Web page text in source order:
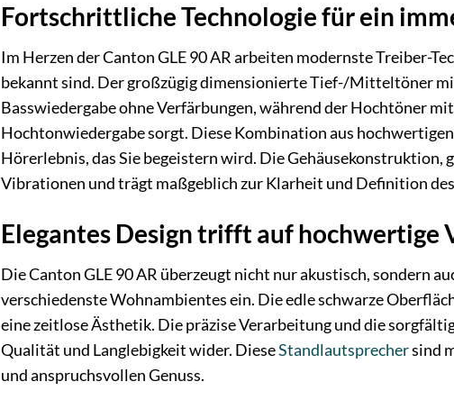
Fortschrittliche Technologie für ein
Im Herzen der Canton GLE 90 AR arbeiten modernste Treiber-
bekannt sind. Der großzügig dimensionierte Tief-/Mitteltöner
Basswiedergabe ohne Verfärbungen, während der Hochtöner
Hochtonwiedergabe sorgt. Diese Kombination aus
Hörerlebnis, das Sie begeistern wird. Die
Vibrationen und trägt maßgeblich zur Klarheit und Definition des
Elegantes Design trifft auf hochwertige
Die Canton GLE 90 AR überzeugt nicht nur akustisch, sondern
verschiedenste Wohnambientes ein. Die edle schwarze
eine zeitlose Ästhetik. Die präzise Verarbeitung und die
Qualität und Langlebigkeit wider. DieseStandlautsprechersind
und anspruchsvollen Genuss.